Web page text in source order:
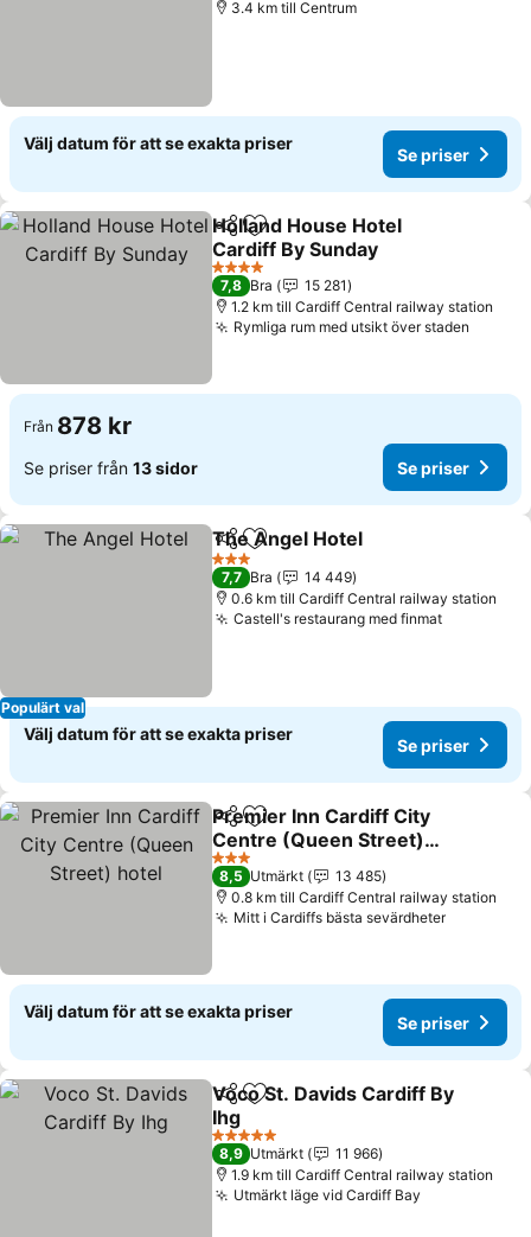
3.4 km till Centrum
Välj datum för att se exakta priser
Se priser
Dela Lägg till i Mina Favoriter
Holland House Hotel
Cardiff By Sunday
Se priser
4 Stjärnor
7,8 Bra
15 281
1.2 km till Cardiff Central railway station
Rymliga rum med utsikt över staden
Från 878 kr
Se priser från 13 sidor Se priser
Populärt val
Dela Lägg till i Mina Favoriter
The Angel Hotel
3 Stjärnor
7,7 Bra
14 449
0.6 km till Cardiff Central railway station
Castell's restaurang med finmatSe priser
Välj datum för att se exakta priser
Se priser
Dela Lägg till i Mina Favoriter
Premier Inn Cardiff City
Centre (Queen Street)
hotel
Se priser
3 Stjärnor
8,5 Utmärkt
13 485
0.8 km till Cardiff Central railway station
Mitt i Cardiffs bästa sevärdheterSe priser
Välj datum för att se exakta priser
Se priser
Dela Lägg till i Mina Favoriter
Voco St. Davids Cardiff By
Ihg
Se priser
5 Stjärnor
8,9 Utmärkt
11 966
1.9 km till Cardiff Central railway station
Utmärkt läge vid Cardiff Bay